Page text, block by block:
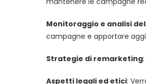
Monitoraggio e analisi
campagne e apportare
Strategie di remarketing
Aspetti legali ed etici: